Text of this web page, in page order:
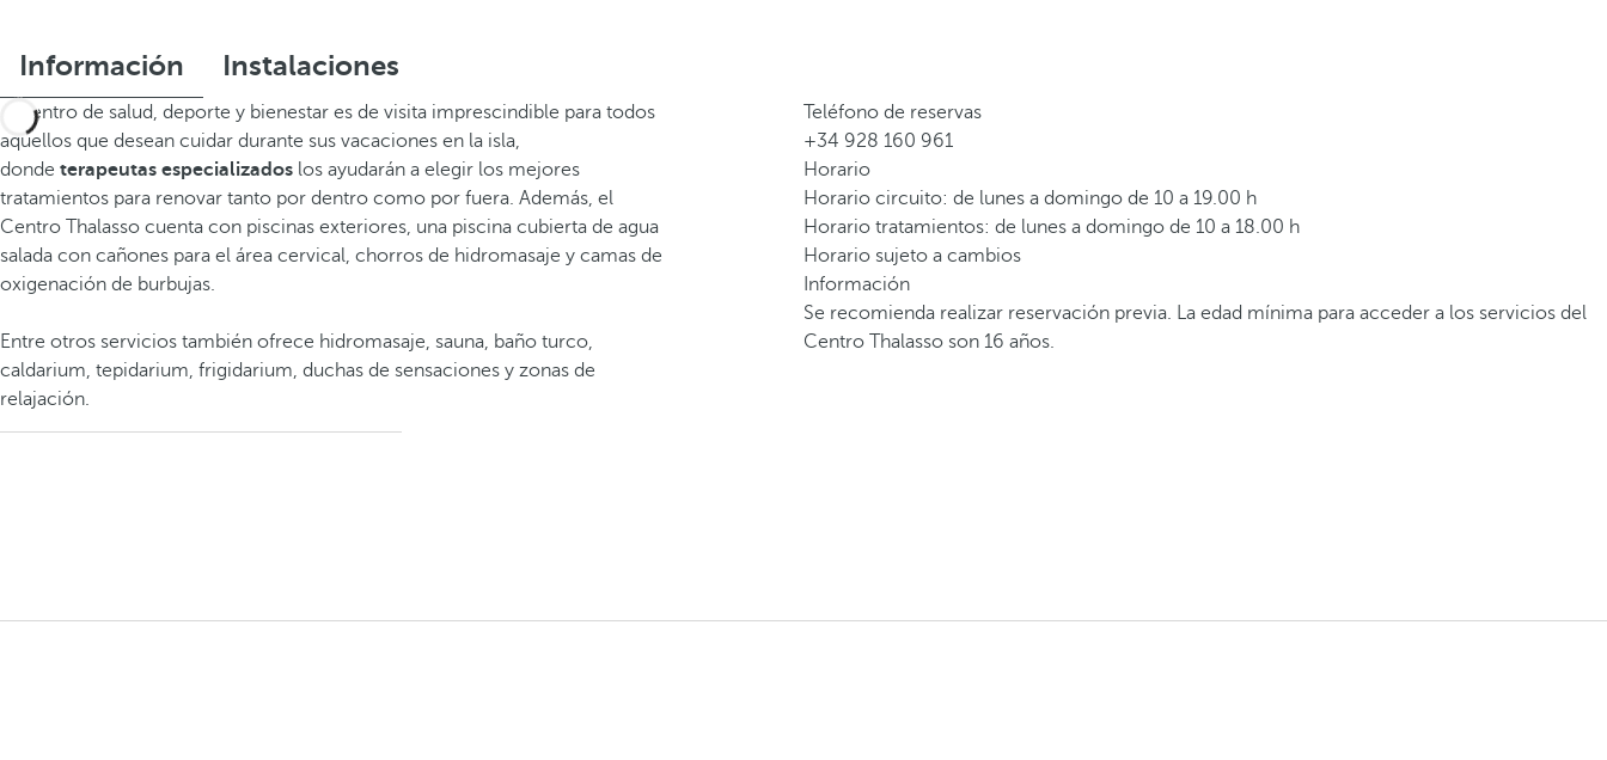
Información Instalaciones
El centro de salud, deporte y bienestar es de visita imprescindible para todos
aquellos que desean cuidar durante sus vacaciones en la isla,
donde terapeutas especializados los ayudarán a elegir los mejores
tratamientos para renovar tanto por dentro como por fuera. Además, el
Centro Thalasso cuenta con piscinas exteriores, una piscina cubierta de agua
salada con cañones para el área cervical, chorros de hidromasaje y camas de
oxigenación de burbujas.
Entre otros servicios también ofrece hidromasaje, sauna, baño turco,
caldarium, tepidarium, frigidarium, duchas de sensaciones y zonas de
relajación.
Teléfono de reservas
+34 928 160 961
Horario
Horario circuito: de lunes a domingo de 10 a 19.00 h
Horario tratamientos: de lunes a domingo de 10 a 18.00 h
Horario sujeto a cambios
Información
Se recomienda realizar reservación previa. La edad mínima para acceder a los servicios del
Centro Thalasso son 16 años.